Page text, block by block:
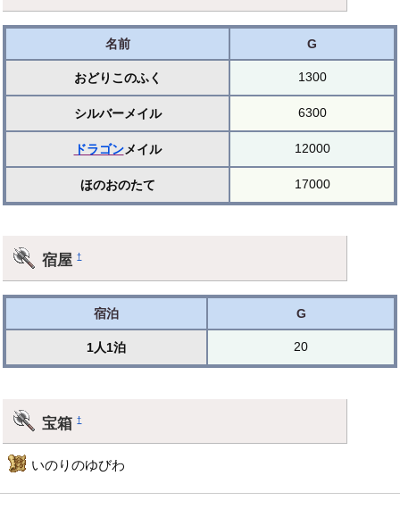
名前 G
おどりこのふく 1300
シルバーメイル 6300
ドラゴンメイル 12000
ほのおのたて 17000
宿屋†
宿泊 G
1人1泊 20
宝箱†
いのりのゆびわ